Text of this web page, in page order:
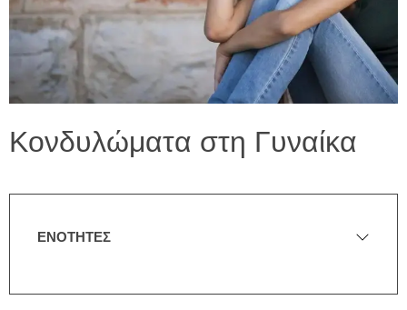
Κονδυλώματα στη Γυναίκα
ΕΝΟΤΗΤΕΣ